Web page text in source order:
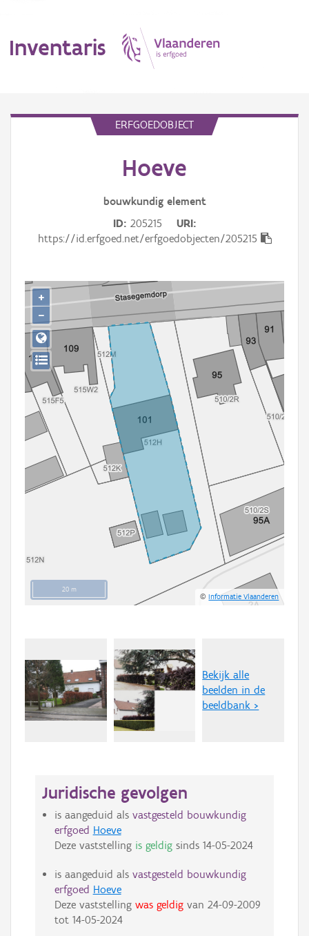
Inventaris
Gebeurtenis
Persoon of collectief
Downloads
Hergebruik
Aanmelden
ERFGOEDOBJECT
Hoeve
bouwkundig element
ID 205215
URI
https://id.erfgoed.net/erfgoedobjecten/205215
20 m
©Informatie Vlaanderen
+
−
Bekijk alle
beelden in de
beeldbank >
Juridische gevolgen
is aangeduid als vastgesteld bouwkundig
erfgoed Hoeve
Deze vaststelling is geldigsinds 14-05-2024
is aangeduid als vastgesteld bouwkundig
erfgoed Hoeve
Deze vaststelling was geldigvan 24-09-2009
tot 14-05-2024